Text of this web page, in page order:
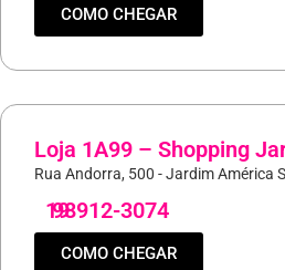
COMO CHEGAR
Loja 1A99 – Shopping
Rua Andorra, 500 - Jardim América
19
98912-3074
COMO CHEGAR